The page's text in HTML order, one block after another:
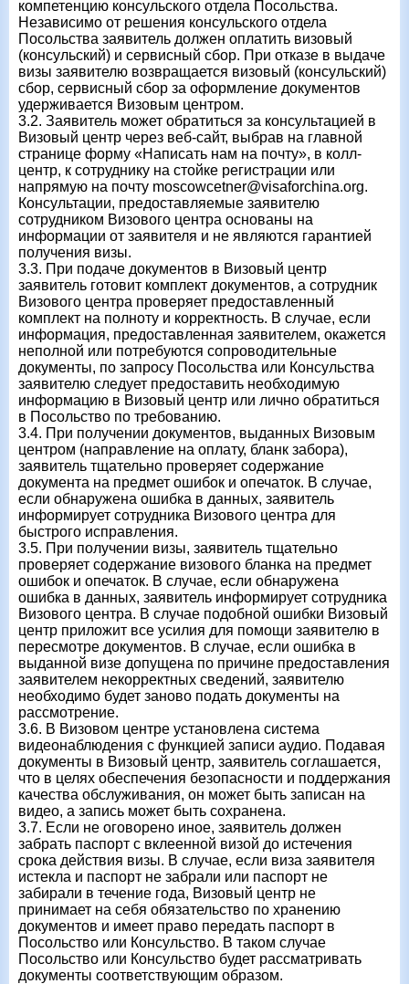
компетенцию консульского отдела Посольства.
Независимо от решения консульского отдела
Посольства заявитель должен оплатить визовый
(консульский) и сервисный сбор. При отказе в выдаче
визы заявителю возвращается визовый (консульский)
сбор, сервисный сбор за оформление документов
удерживается Визовым центром.
3.2. Заявитель может обратиться за консультацией в
Визовый центр через веб-сайт, выбрав на главной
странице форму «Написать нам на почту», в колл-
центр, к сотруднику на стойке регистрации или
напрямую на почту moscowcetner@visaforchina.org.
Консультации, предоставляемые заявителю
сотрудником Визового центра основаны на
информации от заявителя и не являются гарантией
получения визы.
3.3. При подаче документов в Визовый центр
заявитель готовит комплект документов, а сотрудник
Визового центра проверяет предоставленный
комплект на полноту и корректность. В случае, если
информация, предоставленная заявителем, окажется
неполной или потребуются сопроводительные
документы, по запросу Посольства или Консульства
заявителю следует предоставить необходимую
информацию в Визовый центр или лично обратиться
в Посольство по требованию.
3.4. При получении документов, выданных Визовым
центром (направление на оплату, бланк забора),
заявитель тщательно проверяет содержание
документа на предмет ошибок и опечаток. В случае,
если обнаружена ошибка в данных, заявитель
информирует сотрудника Визового центра для
быстрого исправления.
3.5. При получении визы, заявитель тщательно
проверяет содержание визового бланка на предмет
ошибок и опечаток. В случае, если обнаружена
ошибка в данных, заявитель информирует сотрудника
Визового центра. В случае подобной ошибки Визовый
центр приложит все усилия для помощи заявителю в
пересмотре документов. В случае, если ошибка в
выданной визе допущена по причине предоставления
заявителем некорректных сведений, заявителю
необходимо будет заново подать документы на
рассмотрение.
3.6. В Визовом центре установлена система
видеонаблюдения с функцией записи аудио. Подавая
документы в Визовый центр, заявитель соглашается,
что в целях обеспечения безопасности и поддержания
качества обслуживания, он может быть записан на
видео, а запись может быть сохранена.
3.7. Если не оговорено иное, заявитель должен
забрать паспорт с вклеенной визой до истечения
срока действия визы. В случае, если виза заявителя
истекла и паспорт не забрали или паспорт не
забирали в течение года, Визовый центр не
принимает на себя обязательство по хранению
документов и имеет право передать паспорт в
Посольство или Консульство. В таком случае
Посольство или Консульство будет рассматривать
документы соответствующим образом.